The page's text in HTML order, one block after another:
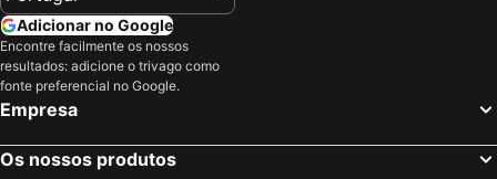
Adicionar no Google
Encontre facilmente os nossos
resultados: adicione o trivago como
fonte preferencial no Google.
Empresa
Os nossos produtos